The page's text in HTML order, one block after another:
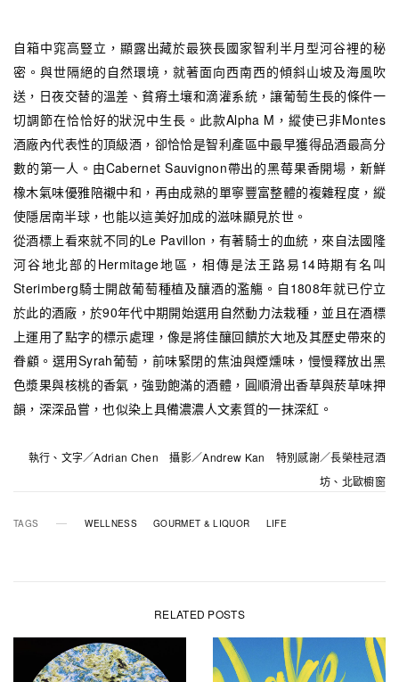
自箱中窕高豎立，顯露出藏於最狹長國家智利半月型河谷裡的秘
密。與世隔絕的自然環境，就著面向西南西的傾斜山坡及海風吹
送，日夜交替的溫差、貧瘠土壤和滴灌系統，讓葡萄生長的條件一
切調節在恰恰好的狀況中生長。此款Alpha M，縱使已非Montes
酒廠內代表性的頂級酒，卻恰恰是智利產區中最早獲得品酒最高分
數的第一人。由Cabernet Sauvignon帶出的黑莓果香開場，新鮮
橡木氣味優雅陪襯中和，再由成熟的單寧豐富整體的複雜程度，縱
使隱居南半球，也能以這美好加成的滋味顯見於世。
從酒標上看來就不同的Le Pavillon，有著騎士的血統，來自法國隆
河谷地北部的Hermitage地區，相傳是法王路易14時期有名叫
Sterimberg騎士開啟葡萄種植及釀酒的濫觴。自1808年就已佇立
於此的酒廠，於90年代中期開始選用自然動力法栽種，並且在酒標
上運用了點字的標示處理，像是將佳釀回饋於大地及其歷史帶來的
眷顧。選用Syrah葡萄，前味緊閉的焦油與煙燻味，慢慢釋放出黑
色漿果與核桃的香氣，強勁飽滿的酒體，圓順滑出香草與菸草味押
韻，深深品嘗，也似染上具備濃濃人文素質的一抹深紅。
執行、文字／Adrian Chen 攝影／Andrew Kan 特別感謝／長榮桂冠酒
坊、北歐櫥窗
TAGS WELLNESS GOURMET & LIQUOR LIFE
RELATED POSTS